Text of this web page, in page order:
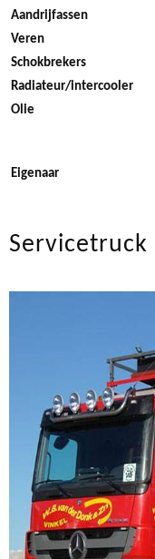
Aandrijfassen
Veren
Schokbrekers
Radiateur/intercooler
Olie
Eigenaar
Servicetruck